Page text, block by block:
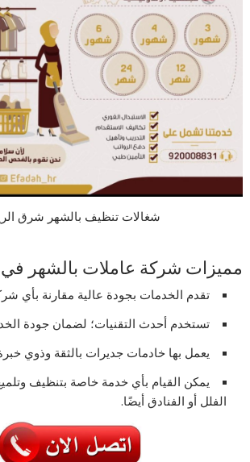
شغالات تنظيف بالشهر شرق
مميزات شركة عاملات بالشهر
تقدم الخدمات بجودة عالية مقارنة بأي
تستخدم أحدث التقنيات؛ لضمان جودة
يعمل بها خادمات جديرات بالثقة وذوي
يمكن القيام بأي خدمة خاصة بتنظيف
الفلل أو الفنادق أيضًا.